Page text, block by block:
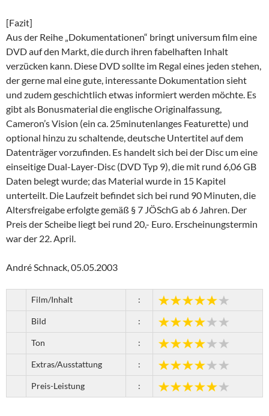
[Fazit]
Aus der Reihe „Dokumentationen“ bringt universum film eine
DVD auf den Markt, die durch ihren fabelhaften Inhalt
verzücken kann. Diese DVD sollte im Regal eines jeden stehen,
der gerne mal eine gute, interessante Dokumentation sieht
und zudem geschichtlich etwas informiert werden möchte. Es
gibt als Bonusmaterial die englische Originalfassung,
Cameron’s Vision (ein ca. 25minutenlanges Featurette) und
optional hinzu zu schaltende, deutsche Untertitel auf dem
Datenträger vorzufinden. Es handelt sich bei der Disc um eine
einseitige Dual-Layer-Disc (DVD Typ 9), die mit rund 6,06 GB
Daten belegt wurde; das Material wurde in 15 Kapitel
unterteilt. Die Laufzeit befindet sich bei rund 90 Minuten, die
Altersfreigabe erfolgte gemäß § 7 JÖSchG ab 6 Jahren. Der
Preis der Scheibe liegt bei rund 20,- Euro. Erscheinungstermin
war der 22. April.
André Schnack, 05.05.2003
Film/Inhalt :
Bild :
Ton :
Extras/Ausstattung :
Preis-Leistung :